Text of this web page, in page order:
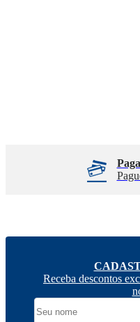
À
No
Receba descontos